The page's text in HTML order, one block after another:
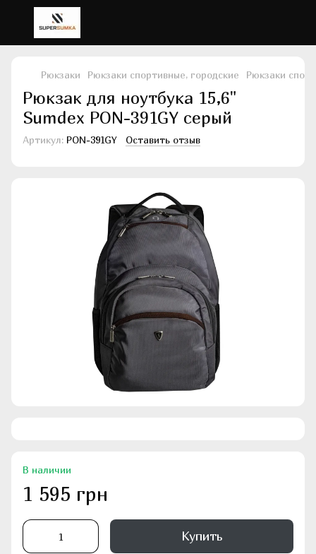
Рюкзаки Рюкзаки спортивные, городские Рюкзаки
Рюкзак для ноутбука 15,6"
Sumdex PON-391GY серый
Артикул: PON-391GY Оставить отзыв
В наличии
1 595 грн
Купить